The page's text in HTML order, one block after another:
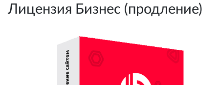
Лицензия Бизнес (продление)